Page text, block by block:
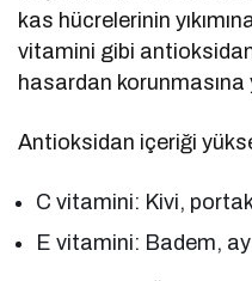
kas hücrelerinin
vitamini gibi
hasardan korunmasına
Antioksidan içeriği
C vitamini: Kivi,
E vitamini: Badem,